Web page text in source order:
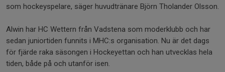
som hockeyspelare, säger huvudtränare Björn Tholander Olsson.
Alwin har HC Wettern från Vadstena som moderklubb och har
sedan juniortiden funnits i MHC:s organisation. Nu är det dags
för fjärde raka säsongen i Hockeyettan och han utvecklas hela
tiden, både på och utanför isen.